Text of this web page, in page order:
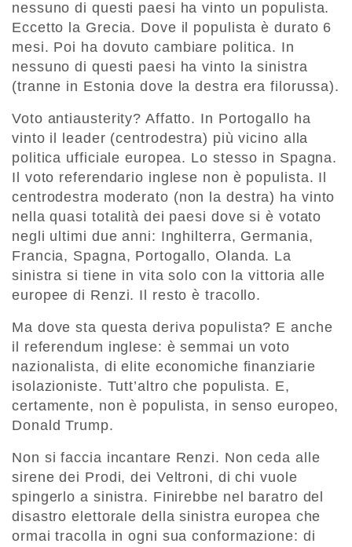
nessuno di questi paesi ha vinto un populista.
Eccetto la Grecia. Dove il populista è durato 6
mesi. Poi ha dovuto cambiare politica. In
nessuno di questi paesi ha vinto la sinistra
(tranne in Estonia dove la destra era filorussa).
Voto antiausterity? Affatto. In Portogallo ha
vinto il leader (centrodestra) più vicino alla
politica ufficiale europea. Lo stesso in Spagna.
Il voto referendario inglese non è populista. Il
centrodestra moderato (non la destra) ha vinto
nella quasi totalità dei paesi dove si è votato
negli ultimi due anni: Inghilterra, Germania,
Francia, Spagna, Portogallo, Olanda. La
sinistra si tiene in vita solo con la vittoria alle
europee di Renzi. Il resto è tracollo.
Ma dove sta questa deriva populista? E anche
il referendum inglese: è semmai un voto
nazionalista, di elite economiche finanziarie
isolazioniste. Tutt’altro che populista. E,
certamente, non è populista, in senso europeo,
Donald Trump.
Non si faccia incantare Renzi. Non ceda alle
sirene dei Prodi, dei Veltroni, di chi vuole
spingerlo a sinistra. Finirebbe nel baratro del
disastro elettorale della sinistra europea che
ormai tracolla in ogni sua conformazione: di